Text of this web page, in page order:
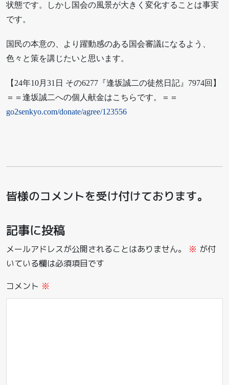
状態です。しかし国会の風景が大きく変化することは事実
です。
国民の本意の、より躍動感のある国会審議になるよう、
色々と策を講じたいと思います。
【24年10月31日 その6277『逢坂誠二の徒然日記』7974回】
＝＝逢坂誠二への個人献金はこちらです。＝＝
go2senkyo.com/donate/agree/123556
皆様のコメントを受け付けております。
記事に投稿
メールアドレスが公開されることはありません。 ※ が付
いている欄は必須項目です
コメント ※